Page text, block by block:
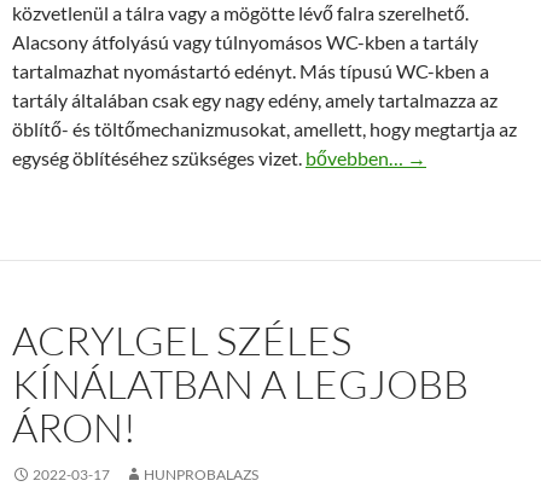
közvetlenül a tálra vagy a mögötte lévő falra szerelhető.
Alacsony átfolyású vagy túlnyomásos WC-kben a tartály
tartalmazhat nyomástartó edényt. Más típusú WC-kben a
tartály általában csak egy nagy edény, amely tartalmazza az
öblítő- és töltőmechanizmusokat, amellett, hogy megtartja az
egység öblítéséhez szükséges vizet. Gondot okoz a Wc tartály?
bővebben… →
ACRYLGEL SZÉLES
KÍNÁLATBAN A LEGJOBB
ÁRON!
2022-03-17 HUNPROBALAZS